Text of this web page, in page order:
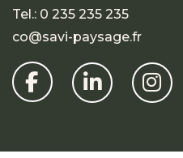
Tel.: 0 235 235 235
co@savi-paysage.fr